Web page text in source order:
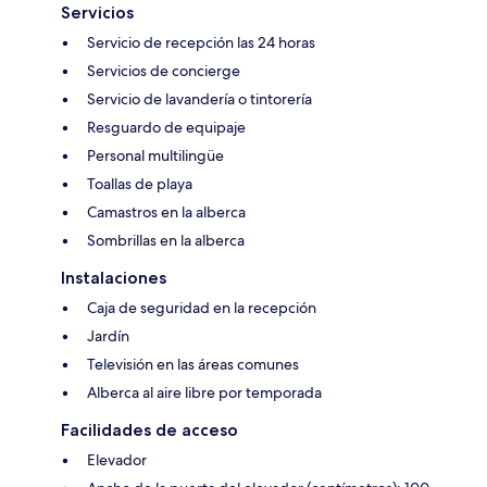
Servicios
Servicio de recepción las 24 horas
Servicios de concierge
Servicio de lavandería o tintorería
Resguardo de equipaje
Personal multilingüe
Toallas de playa
Camastros en la alberca
Sombrillas en la alberca
Instalaciones
Caja de seguridad en la recepción
Jardín
Televisión en las áreas comunes
Alberca al aire libre por temporada
Facilidades de acceso
Elevador